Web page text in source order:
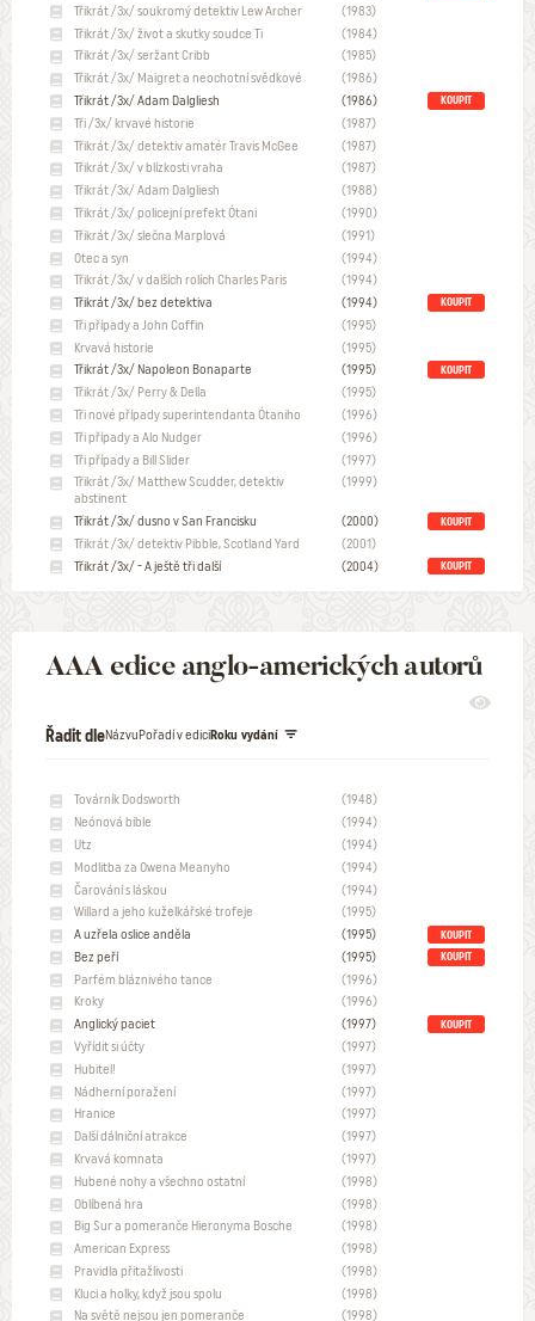
Třikrát /3x/ soukromý detektiv Lew Archer
(1983)
Třikrát /3x/ život a skutky soudce Ti
(1984)
Třikrát /3x/ seržant Cribb
(1985)
Třikrát /3x/ Maigret a neochotní svědkové
(1986)
Třikrát /3x/ Adam Dalgliesh
(1986) KOUPIT
Tři /3x/ krvavé historie
(1987)
Třikrát /3x/ detektiv amatér Travis McGee
(1987)
Třikrát /3x/ v blízkosti vraha
(1987)
Třikrát /3x/ Adam Dalgliesh
(1988)
Třikrát /3x/ policejní prefekt Ótani
(1990)
Třikrát /3x/ slečna Marplová
(1991)
Otec a syn
(1994)
Třikrát /3x/ v dalších rolích Charles Paris
(1994)
Třikrát /3x/ bez detektiva
(1994) KOUPIT
Tři případy a John Coffin
(1995)
Krvavá historie
(1995)
Třikrát /3x/ Napoleon Bonaparte
(1995) KOUPIT
Třikrát /3x/ Perry & Della
(1995)
Tři nové případy superintendanta Ótaniho
(1996)
Tři případy a Alo Nudger
(1996)
Tři případy a Bill Slider
(1997)
Třikrát /3x/ Matthew Scudder, detektiv
abstinent
(1999)
Třikrát /3x/ dusno v San Francisku (2000) KOUPIT
Třikrát /3x/ detektiv Pibble, Scotland Yard
(2001)
Třikrát /3x/ - A ještě tři další
(2004) KOUPIT
AAA edice anglo-amerických autorů
Řadit dleNázvuPořadí v ediciRoku vydání
Továrník Dodsworth
(1948)
Neónová bible
(1994)
Utz
(1994)
Modlitba za Owena Meanyho
(1994)
Čarování s láskou
(1994)
Willard a jeho kuželkářské trofeje
(1995)
A uzřela oslice anděla
(1995) KOUPIT
Bez peří (1995) KOUPIT
Parfém bláznivého tance
(1996)
Kroky
(1996)
Anglický paciet
(1997) KOUPIT
Vyřídit si účty
(1997)
Hubitel!
(1997)
Nádherní poražení
(1997)
Hranice
(1997)
Další dálniční atrakce
(1997)
Krvavá komnata
(1997)
Hubené nohy a všechno ostatní
(1998)
Oblíbená hra
(1998)
Big Sur a pomeranče Hieronyma Bosche
(1998)
American Express
(1998)
Pravidla přitažlivosti
(1998)
Kluci a holky, když jsou spolu
(1998)
Na světě nejsou jen pomeranče
(1998)